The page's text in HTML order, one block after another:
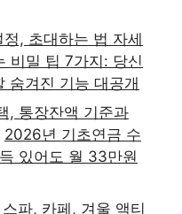
, 초대하는 법 자세
비밀 팁 7가지: 당신
숨겨진 기능 대공개
, 통장잔액 기준과
2026년 기초연금 수
있어도 월 33만원
파, 카페, 겨울 액티